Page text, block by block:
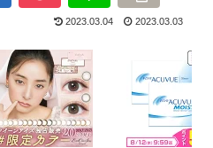
2023.03.04 2023.03.03